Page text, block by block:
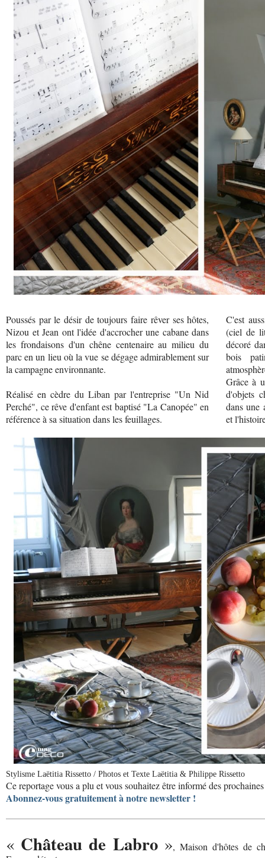
Poussés par le désir de toujours faire rêver ses hôtes,
Nizou et Jean ont l'idée d'accrocher une cabane dans
les frondaisons d'un chêne centenaire au milieu du
parc en un lieu où la vue se dégage admirablement sur
la campagne environnante.
Réalisé en cèdre du Liban par l'entreprise "Un Nid
Perché", ce rêve d'enfant est baptisé "La Canopée" en
référence à sa situation dans les feuillages.
C'est
(ciel de
décoré
bois
Grâce à
d'objets
dans une
et
Stylisme Laëtitia Rissetto / Photos et Texte Laëtitia & Philippe Rissetto
Ce reportage vous a plu et vous souhaitez être informé des
Abonnez-vous gratuitement à notre newsletter !
« Château de Labro », Maison d'hôtes de